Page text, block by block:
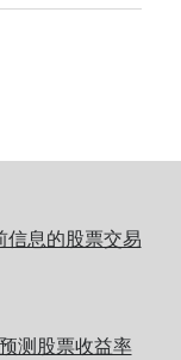
信息的股票交易
测股票收益率